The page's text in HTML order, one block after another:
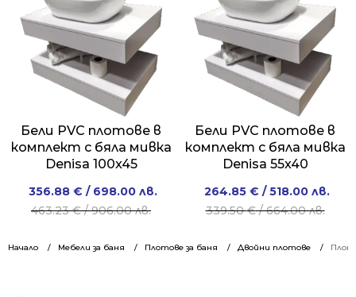
Начало Мебели за баня Плотове за баня Двойни плотове
Бели PVC плотове в
комплект с бяла мивка
Denisa 100x45
463.23€/ 906.00 лв.
Original
price
463.23 €
356.88 € / 698.00 лв.
Current
price
356.88 €
Бели PVC плотове в
комплект с бяла мивка
Denisa 55x40
339.50€/ 664.00 лв.
Original
price
339.50 €
264.85 € / 518.00 лв.
Current
price
264.85 €